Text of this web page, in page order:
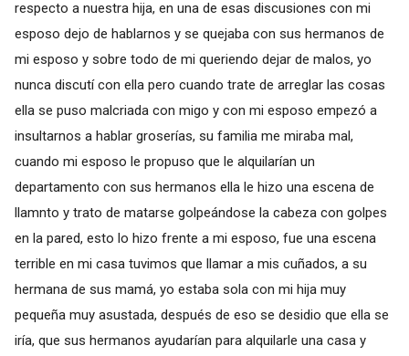
respecto a nuestra hija, en una de esas discusiones con mi
esposo dejo de hablarnos y se quejaba con sus hermanos de
mi esposo y sobre todo de mi queriendo dejar de malos, yo
nunca discutí con ella pero cuando trate de arreglar las cosas
ella se puso malcriada con migo y con mi esposo empezó a
insultarnos a hablar groserías, su familia me miraba mal,
cuando mi esposo le propuso que le alquilarían un
departamento con sus hermanos ella le hizo una escena de
llamnto y trato de matarse golpeándose la cabeza con golpes
en la pared, esto lo hizo frente a mi esposo, fue una escena
terrible en mi casa tuvimos que llamar a mis cuñados, a su
hermana de sus mamá, yo estaba sola con mi hija muy
pequeña muy asustada, después de eso se desidio que ella se
iría, que sus hermanos ayudarían para alquilarle una casa y